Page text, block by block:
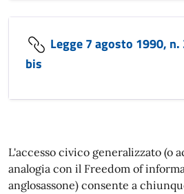
Legge 7 agosto 1990,
bis
L'accesso civico generalizzato (o
analogia con il Freedom of
anglosassone) consente a